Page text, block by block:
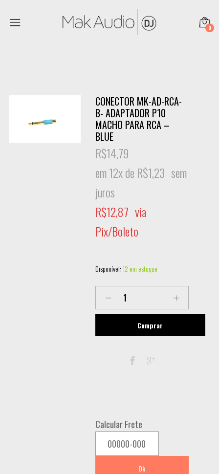
0
CONECTOR MK-AD-RCA-
B- ADAPTADOR P10
MACHO PARA RCA –
BLUE
R$14,79
em 12x de R$1,23 sem
juros
R$12,87 via
Pix/Boleto
Disponível:12 em estoque
CONECTOR
MK-
RCA-
ADAPTADOR
RCA
-
BLUE
Comprar
Calcular Frete
Ok